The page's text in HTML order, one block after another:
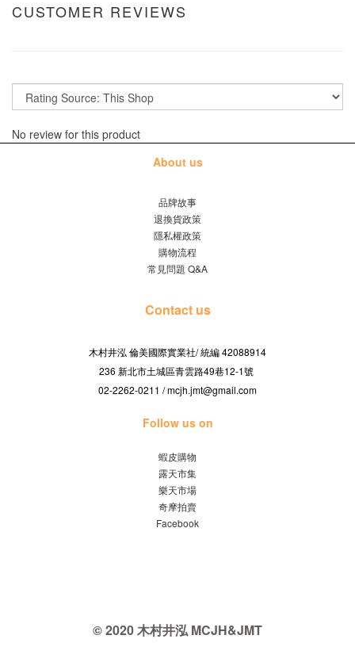
CUSTOMER REVIEWS
No review for this product
About us
品牌故事
退換貨政策
隱私權政策
購物流程
常見問題 Q&A
Contact us
木村井泓 倫美國際實業社/統編 42088914
236 新北市土城區青雲路49巷12-1號
02-2262-0211 / mcjh.jmt@gmail.com
Follow us on
蝦皮購物
露天市集
樂天市場
奇摩拍賣
Facebook
© 2020 木村井泓 MCJH&JMT